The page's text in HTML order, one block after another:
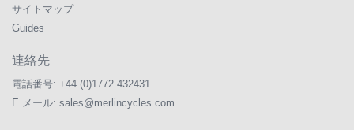
サイトマップ
Guides
連絡先
電話番号: +44 (0)1772 432431
E メール: sales@merlincycles.com